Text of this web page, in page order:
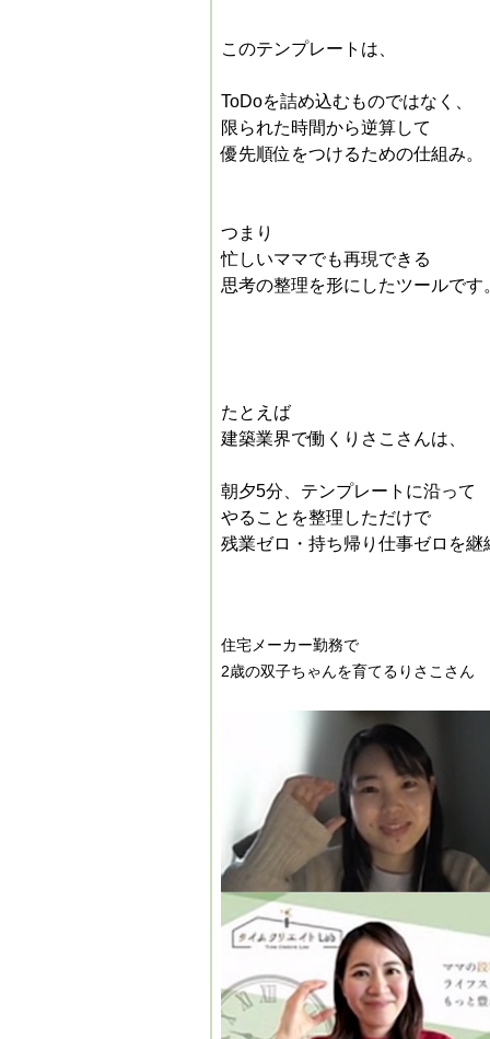
このテンプレートは、
ToDoを詰め込むものではなく、
限られた時間から逆算して
優先順位をつけるための仕組み。
つまり
忙しいママでも再現できる
思考の整理を形にしたツールです
たとえば
建築業界で働くりさこさんは、
朝夕5分、テンプレートに沿って
やることを整理しただけで
残業ゼロ・持ち帰り仕事ゼロを継
住宅メーカー勤務で
2歳の双子ちゃんを育てる りさこさん